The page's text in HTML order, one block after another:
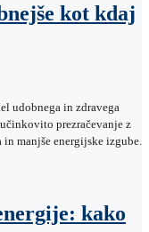
kot kdaj
udobnega in zdravega
prezračevanje z
manjše energijske izgube.
kako